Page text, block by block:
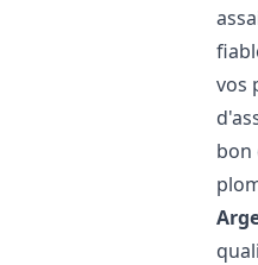
vos
bon